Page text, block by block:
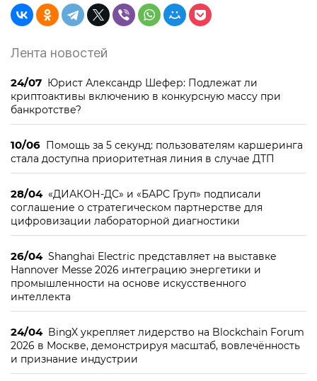
Лента новостей
24/07 Юрист Александр Шефер: Подлежат ли
криптоактивы включению в конкурсную массу при
банкротстве?
10/06 Помощь за 5 секунд: пользователям каршеринга
стала доступна приоритетная линия в случае ДТП
28/04 «ДИАКОН-ДС» и «БАРС Груп» подписали
соглашение о стратегическом партнерстве для
цифровизации лабораторной диагностики
26/04 Shanghai Electric представляет на выставке
Hannover Messe 2026 интеграцию энергетики и
промышленности на основе искусственного
интеллекта
24/04 BingX укрепляет лидерство на Blockchain Forum
2026 в Москве, демонстрируя масштаб, вовлечённость
и признание индустрии